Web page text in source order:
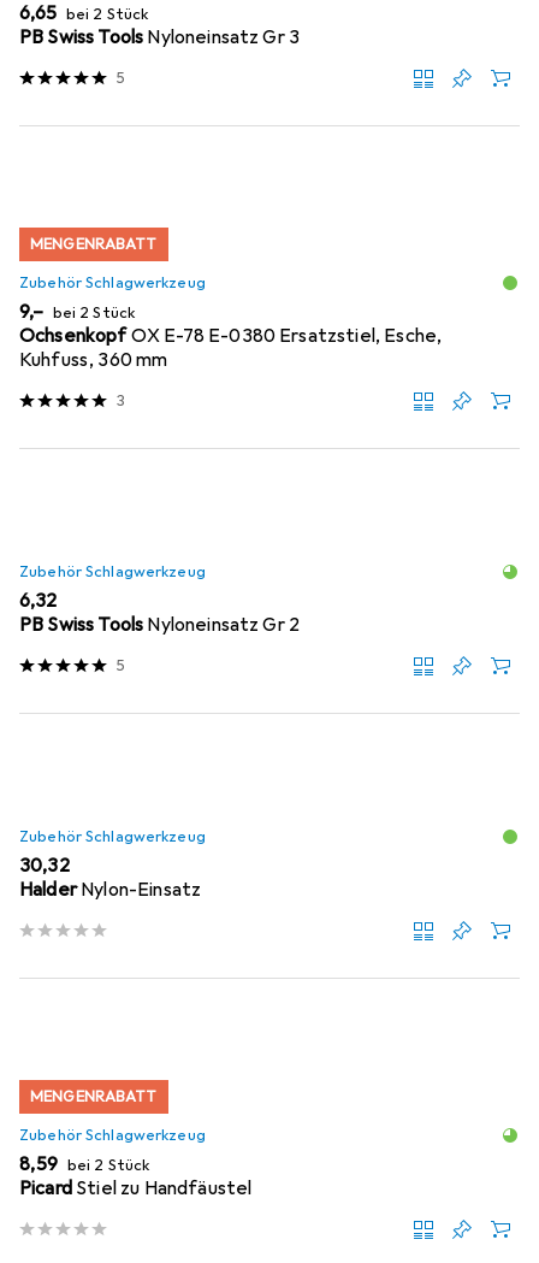
EUR
6,65 bei 2 Stück
PB Swiss Tools Nyloneinsatz Gr 3
5
MENGENRABATT
Zubehör Schlagwerkzeug
EUR
9,– bei 2 Stück
OchsenkopfOX E-78 E-0380 Ersatzstiel, Esche,
Kuhfuss, 360 mm
3
Zubehör Schlagwerkzeug
EUR
6,32
PB Swiss Tools Nyloneinsatz Gr 2
5
Zubehör Schlagwerkzeug
EUR
30,32
Halder Nylon-Einsatz
MENGENRABATT
Zubehör Schlagwerkzeug
EUR
8,59 bei 2 Stück
Picard Stiel zu Handfäustel